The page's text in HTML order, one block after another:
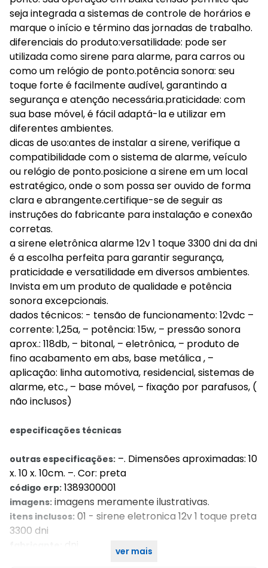
seja integrada a sistemas de controle de horários e
marque o início e término das jornadas de trabalho.
diferenciais do produto:versatilidade: pode ser
utilizada como sirene para alarme, para carros ou
como um relógio de ponto.potência sonora: seu
toque forte é facilmente audível, garantindo a
segurança e atenção necessária.praticidade: com
sua base móvel, é fácil adaptá-la e utilizar em
diferentes ambientes.
dicas de uso:antes de instalar a sirene, verifique a
compatibilidade com o sistema de alarme, veículo
ou relógio de ponto.posicione a sirene em um local
estratégico, onde o som possa ser ouvido de forma
clara e abrangente.certifique-se de seguir as
instruções do fabricante para instalação e conexão
corretas.
a sirene eletrônica alarme 12v 1 toque 3300 dni da dni
é a escolha perfeita para garantir segurança,
praticidade e versatilidade em diversos ambientes.
Invista em um produto de qualidade e potência
sonora excepcionais.
dados técnicos: - tensão de funcionamento: 12vdc –
corrente: 1,25a, – potência: 15w, – pressão sonora
aprox.: 118db, – bitonal, – eletrônica, – produto de
fino acabamento em abs, base metálica , –
aplicação: linha automotiva, residencial, sistemas de
alarme, etc., – base móvel, – fixação por parafusos, (
não inclusos)
especificações técnicas
outras especificações: –. Dimensões aproximadas: 10
x. 10 x. 10cm. –. Cor: preta
código erp: 1389300001
imagens: imagens meramente ilustrativas.
itens inclusos: 01 - sirene eletronica 12v 1 toque preta
3300 dni
dni ver mais